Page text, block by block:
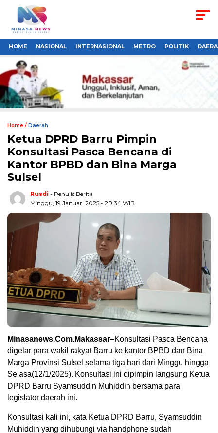
HOME NASIONAL INTERNASIONAL METRO POLITIK
Home / Daerah
Ketua DPRD Barru Pimpin
Konsultasi Pasca Bencana di
Kantor BPBD dan Bina Marga
Sulsel
Rusdi - Penulis Berita
Minggu, 19 Januari 2025 - 20:34 WIB
Minasanews.Com.Makassar–Konsultasi Pasca Bencana
digelar para wakil rakyat Barru ke kantor BPBD dan Bina
Marga Provinsi Sulsel selama tiga hari dari Minggu hingga
Selasa(12/1/2025). Konsultasi ini dipimpin langsung Ketua
DPRD Barru Syamsuddin Muhiddin bersama para
legislator daerah ini.
Konsultasi kali ini, kata Ketua DPRD Barru, Syamsuddin
Muhiddin yang dihubungi via handphone sudah